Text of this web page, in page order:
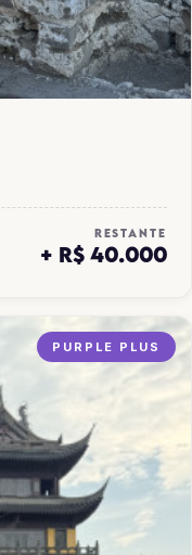
RESTANTE
+ R$ 40.000
PURPLE PLUS